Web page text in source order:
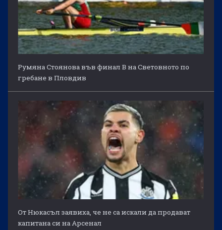
Румяна Стоянова във финал B на Световното по
гребане в Пловдив
От Нюкасъл заявиха, че не са искали да продават
капитана си на Арсенал